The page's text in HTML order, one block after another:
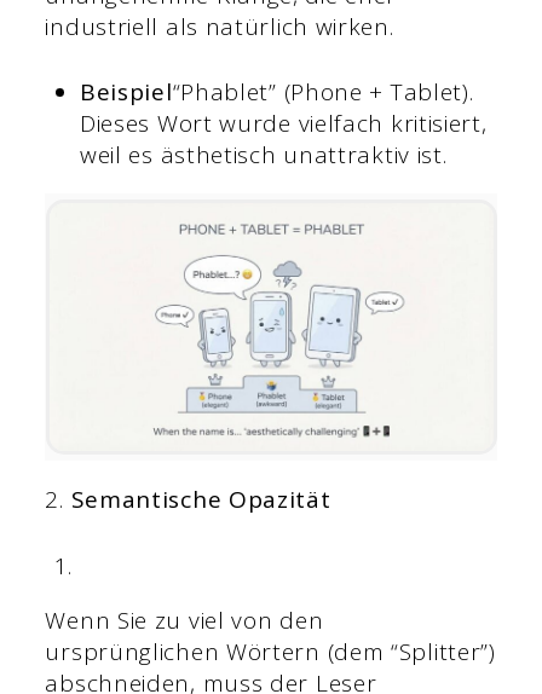
industriell als natürlich wirken.
Beispiel“Phablet” (Phone + Tablet).
Dieses Wort wurde vielfach kritisiert,
weil es ästhetisch unattraktiv ist.
2. Semantische Opazität
Wenn Sie zu viel von den
ursprünglichen Wörtern (dem “Splitter”)
abschneiden, muss der Leser